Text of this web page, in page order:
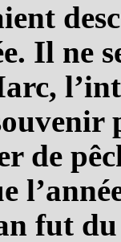
Il ne
de
fut